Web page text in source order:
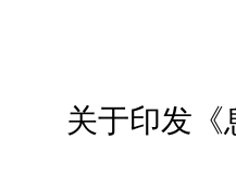
关于印发《